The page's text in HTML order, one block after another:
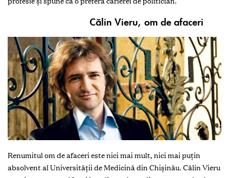
Călin Vieru, om de afaceri
Renumitul om de afaceri este nici mai mult, nici mai puţin
absolvent al Universităţii de Medicină din Chişinău. Călin Vieru